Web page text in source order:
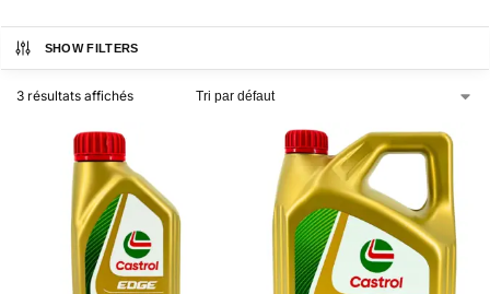
SHOW FILTERS
3 résultats affichés